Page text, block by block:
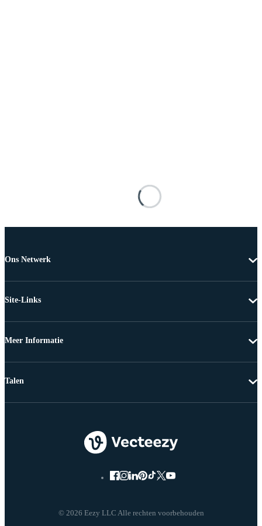
Ons Netwerk
Site-Links
Meer Informatie
© 2026 Eezy LLC Alle rechten voorbehouden
Talen